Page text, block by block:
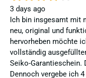
3 days ago
Ich bin insgesamt mit
neu, original und
hervorheben möchte
vollständig
Seiko-Garantieschein.
Dennoch vergebe ich